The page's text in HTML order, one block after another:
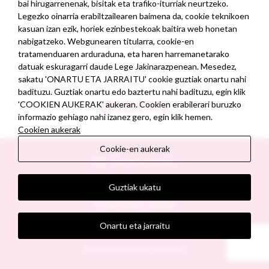
Harremanetarako
Lege-oharra
Pribatutasun-politika
Cookiak
bai hirugarrenenak, bisitak eta trafiko-iturriak neurtzeko.
Legezko oinarria erabiltzailearen baimena da, cookie teknikoen
kasuan izan ezik, horiek ezinbestekoak baitira web honetan
nabigatzeko. Webgunearen titularra, cookie-en
tratamenduaren arduraduna, eta haren harremanetarako
datuak eskuragarri daude Lege Jakinarazpenean. Mesedez,
sakatu 'ONARTU ETA JARRAITU' cookie guztiak onartu nahi
badituzu. Guztiak onartu edo baztertu nahi badituzu, egin klik
'COOKIEN AUKERAK' aukeran. Cookien erabilerari buruzko
informazio gehiago nahi izanez gero, egin klik hemen.
Cookien aukerak
Cookie-en aukerak
Guztiak ukatu
Onartu eta jarraitu